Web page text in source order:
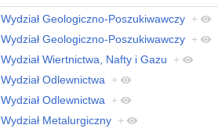
Wydział Geologiczno-Poszukiwawczy +
Wydział Geologiczno-Poszukiwawczy +
Wydział Wiertnictwa, Nafty i Gazu
+
Wydział Odlewnictwa
+
Wydział Odlewnictwa
+
Wydział Metalurgiczny +